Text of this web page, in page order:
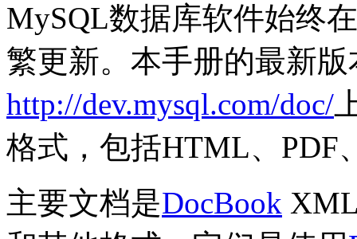
MySQL数据库软件始终
繁更新。本手册的最新
http://dev.mysql.com/doc/
格式，包括HTML、PDF
主要文档是DocBook